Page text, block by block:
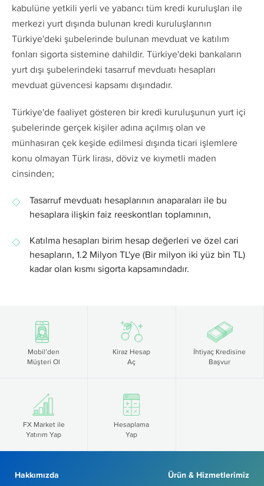
kabulüne yetkili yerli ve yabancı tüm kredi kuruluşları ile
merkezi yurt dışında bulunan kredi kuruluşlarının
Türkiye'deki şubelerinde bulunan mevduat ve katılım
fonları sigorta sistemine dahildir. Türkiye'deki bankaların
yurt dışı şubelerindeki tasarruf mevduatı hesapları
mevduat güvencesi kapsamı dışındadır.
Türkiye'de faaliyet gösteren bir kredi kuruluşunun yurt içi
şubelerinde gerçek kişiler adına açılmış olan ve
münhasıran çek keşide edilmesi dışında ticari işlemlere
konu olmayan Türk lirası, döviz ve kıymetli maden
cinsinden;
Tasarruf mevduatı hesaplarının anaparaları ile bu
hesaplara ilişkin faiz reeskontları toplamının,
Katılma hesapları birim hesap değerleri ve özel cari
hesapların, 1.2 Milyon TL'ye (Bir milyon iki yüz bin TL)
kadar olan kısmı sigorta kapsamındadır.
Mobil’den
Müşteri Ol
Kiraz Hesap
Aç
İhtiyaç Kredisine
Başvur
FX Market ile
Yatırım Yap
Hesaplama
Yap
Hakkımızda Ürün & Hizmetlerimiz